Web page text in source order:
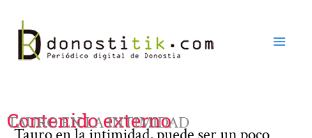
contenido
Contenido externo
TAURO EN LA INTIMIDAD